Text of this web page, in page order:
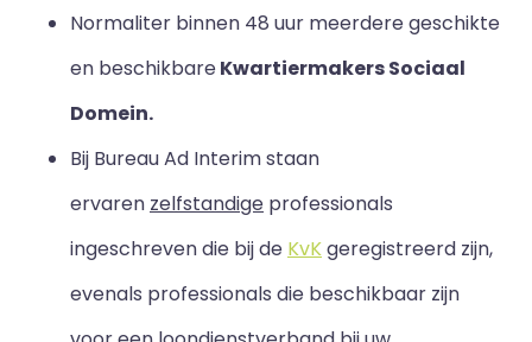
Normaliter binnen 48 uur meerdere geschikte
en beschikbareKwartiermakers Sociaal
Domein.
Bij Bureau Ad Interim staan
ervaren zelfstandige professionals
ingeschreven die bij de KvKgeregistreerd zijn,
evenals professionals die beschikbaar zijn